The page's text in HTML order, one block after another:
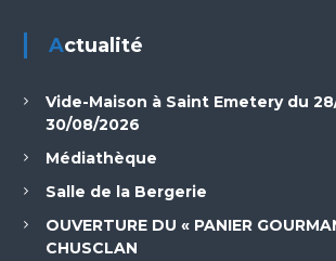
Actualité
Vide-Maison à Saint Emetery du
30/08/2026
Médiathèque
Salle de la Bergerie
OUVERTURE DU « PANIER
CHUSCLAN